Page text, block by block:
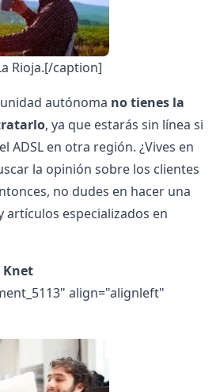
Rioja.[/caption]
autónoma no tienes la
, ya que estarás sin línea si
ADSL en otra región. ¿Vives en
la opinión sobre los clientes
no dudes en hacer una
artículos especializados en
Knet
align="alignleft"